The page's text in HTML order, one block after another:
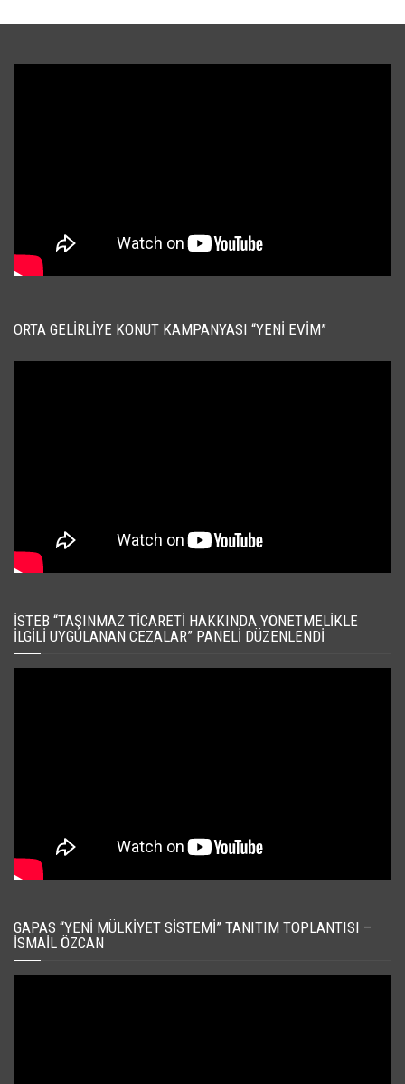
ORTA GELIRLIYE KONUT KAMPANYASI “YENI EVIM”
İSTEB “TAŞINMAZ TICARETI HAKKINDA YÖNETMELIKLE
İLGILI UYGULANAN CEZALAR” PANELI DÜZENLENDI
GAPAS “YENI MÜLKIYET SISTEMI” TANITIM TOPLANTISI –
İSMAIL ÖZCAN